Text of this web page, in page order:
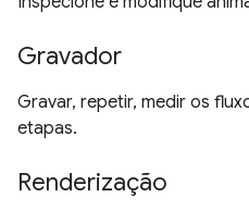
Gravador
Gravar, repetir, medir os
etapas.
Renderização